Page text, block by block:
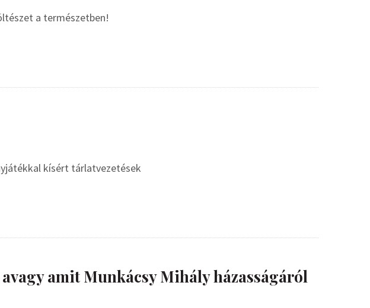
a természetben!
kísért tárlatvezetések
amit Munkácsy Mihály házasságáról